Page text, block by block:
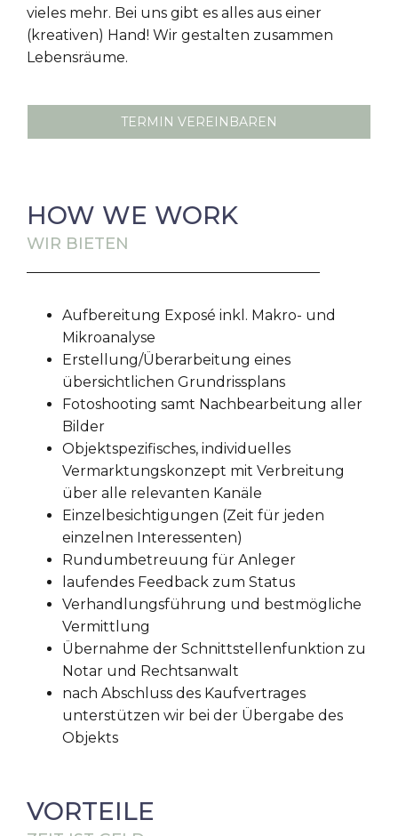
vieles mehr. Bei uns gibt es alles aus einer
(kreativen) Hand! Wir gestalten zusammen
Lebensräume.
TERMIN VEREINBAREN
HOW WE WORK
WIR BIETEN
Aufbereitung Exposé inkl. Makro- und
Mikroanalyse
Erstellung/Überarbeitung eines
übersichtlichen Grundrissplans
Fotoshooting samt Nachbearbeitung aller
Bilder
Objektspezifisches, individuelles
Vermarktungskonzept mit Verbreitung
über alle relevanten Kanäle
Einzelbesichtigungen (Zeit für jeden
einzelnen Interessenten)
Rundumbetreuung für Anleger
laufendes Feedback zum Status
Verhandlungsführung und bestmögliche
Vermittlung
Übernahme der Schnittstellenfunktion zu
Notar und Rechtsanwalt
nach Abschluss des Kaufvertrages
unterstützen wir bei der Übergabe des
Objekts
VORTEILE